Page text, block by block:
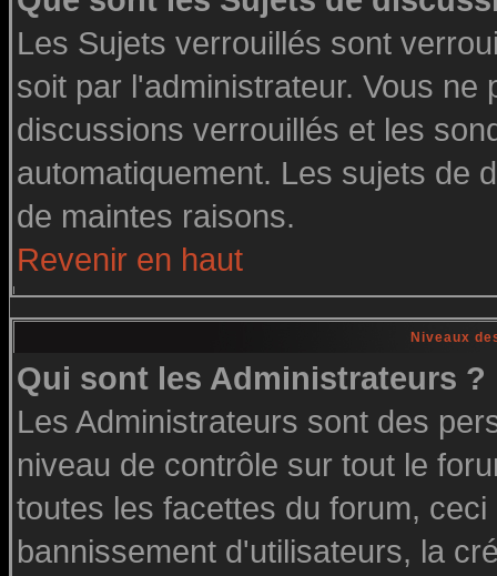
Les Sujets verrouillés sont
soit par l'administrateur. Vous
discussions verrouillés et les
automatiquement. Les sujets de
de maintes raisons.
Revenir en haut
Niveaux
Qui sont les Administrateurs ?
Les Administrateurs sont des
niveau de contrôle sur tout le
toutes les facettes du forum,
bannissement d'utilisateurs, la